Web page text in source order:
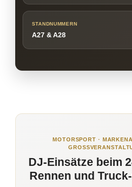
STANDNUMMERN
A27 & A28
MOTORSPORT ·
DJ-Einsätze beim
Rennen und